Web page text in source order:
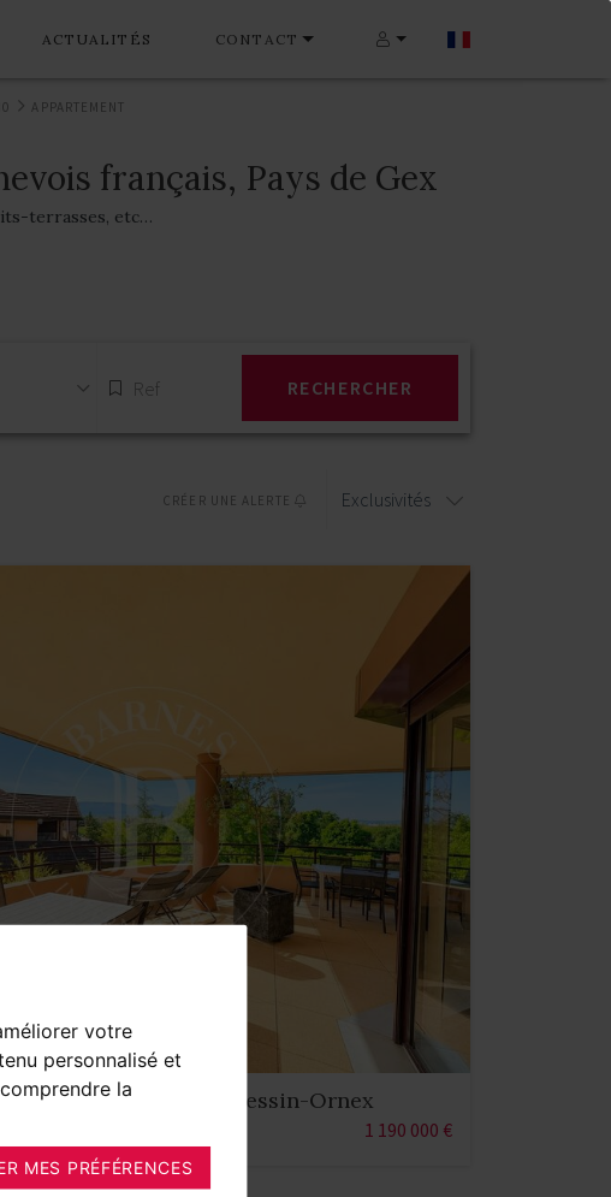
votre
personnalisé et
la
MES PRÉFÉRENCES
ACTUALITÉS CONTACT
APPARTEMENT
français, Pays de Gex
terrasses, etc…
RECHERCHER
CRÉER UNE ALERTE
Exclusivités
- 01280 - Ferney-Prevessin-Ornex
1 190 000 €